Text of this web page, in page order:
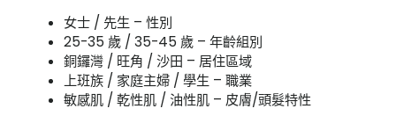
女士 / 先生 – 性別
25-35 歲 / 35-45 歲 – 年齡組別
銅鑼灣 / 旺角 / 沙田 – 居住區域
上班族 / 家庭主婦 / 學生 – 職業
敏感肌 / 乾性肌 / 油性肌 – 皮膚/頭髮特性